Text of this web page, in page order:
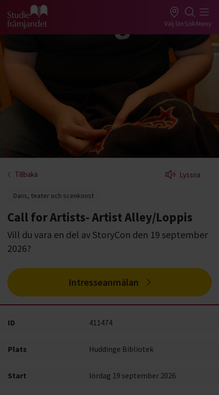
Gå till studiefrämjandets startsida Välj länSökMeny
Tillbaka Lyssna
Dans, teater och scenkonst
Call for Artists- Artist Alley/Loppis
Vill du vara en del av StoryCon den 19 september
2026?
Intresseanmälan
ID 411474
Plats Huddinge Bibliotek
Start lördag 19 september 2026